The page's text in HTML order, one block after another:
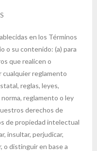
en los Términos
o su contenido: (a) para
que realicen o
cualquier reglamento
reglas, leyes,
reglamento o ley
derechos de
de propiedad intelectual
insultar, perjudicar,
o distinguir en base a